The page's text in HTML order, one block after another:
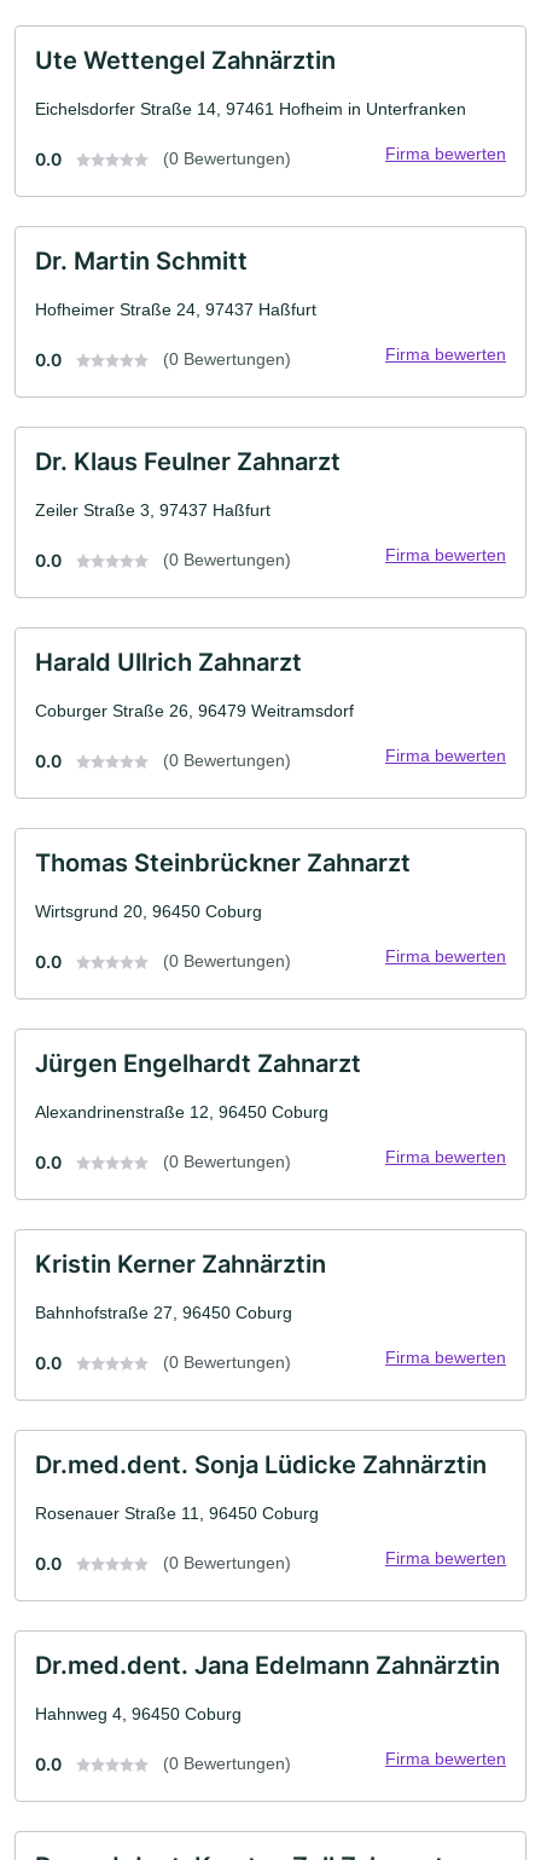
Ute Wettengel Zahnärztin
Eichelsdorfer Straße 14, 97461 Hofheim in Unterfranken
0.0 (0 Bewertungen) Firma bewerten
Dr. Martin Schmitt
Hofheimer Straße 24, 97437 Haßfurt
0.0 (0 Bewertungen) Firma bewerten
Dr. Klaus Feulner Zahnarzt
Zeiler Straße 3, 97437 Haßfurt
0.0 (0 Bewertungen) Firma bewerten
Harald Ullrich Zahnarzt
Coburger Straße 26, 96479 Weitramsdorf
0.0 (0 Bewertungen) Firma bewerten
Thomas Steinbrückner Zahnarzt
Wirtsgrund 20, 96450 Coburg
0.0 (0 Bewertungen) Firma bewerten
Jürgen Engelhardt Zahnarzt
Alexandrinenstraße 12, 96450 Coburg
0.0 (0 Bewertungen) Firma bewerten
Kristin Kerner Zahnärztin
Bahnhofstraße 27, 96450 Coburg
0.0 (0 Bewertungen) Firma bewerten
Dr.med.dent. Sonja Lüdicke Zahnärztin
Rosenauer Straße 11, 96450 Coburg
0.0 (0 Bewertungen) Firma bewerten
Dr.med.dent. Jana Edelmann Zahnärztin
Hahnweg 4, 96450 Coburg
0.0 (0 Bewertungen) Firma bewerten